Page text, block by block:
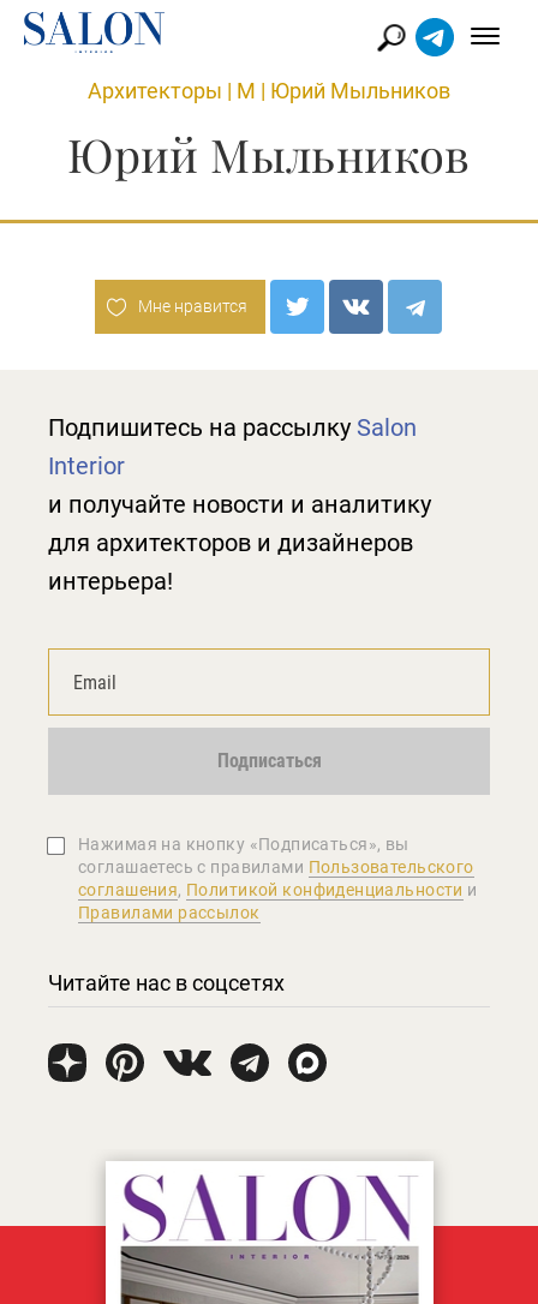
Архитекторы | М | Юрий Мыльников
Юрий Мыльников
Мне нравится
Подпишитесь на рассылку Salon
Interior
и получайте новости и аналитику
для архитекторов и дизайнеров
интерьера!
Подписаться
Нажимая на кнопку «Подписаться», вы
соглашаетеcь с правилами Пользовательского
соглашения, Политикой конфиденциальности и
Правилами рассылок
Читайте нас в соцсетях